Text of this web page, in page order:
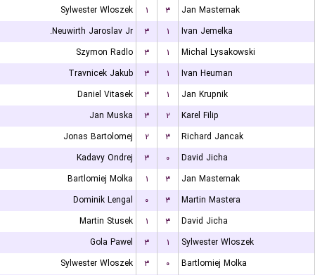
Sylwester Wloszek
۱ ۳
Jan Masternak
Neuwirth Jaroslav Jr.
۳ ۱
Ivan Jemelka
Szymon Radlo
۳ ۱
Michal Lysakowski
Travnicek Jakub
۳ ۱
Ivan Heuman
Daniel Vitasek
۳ ۱
Jan Krupnik
Jan Muska
۳ ۲
Karel Filip
Jonas Bartolomej
۲ ۳
Richard Jancak
Kadavy Ondrej
۳ ۰
David Jicha
Bartlomiej Molka
۱ ۳
Jan Masternak
Dominik Lengal
۰ ۳
Martin Mastera
Martin Stusek
۱ ۳
David Jicha
Gola Pawel
۳ ۱
Sylwester Wloszek
Sylwester Wloszek
۳ ۰
Bartlomiej Molka